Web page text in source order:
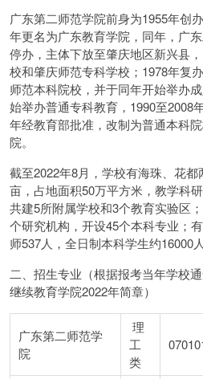
广东第二师范学院前身为1955年创
年更名为广东教育学院，同年，广
停办，主体下放至肇庆地区新兴县
校和肇庆师范专科学校；1978年复
师范本科院校，并于同年开始举办
始举办普通专科教育，1990至2008
年经教育部批准，改制为普通本科
院。
截至2022年8月，学校有海珠、花
亩，占地面积50万平方米，教学科
共建5所附属学校和3个教育实验区
个研究机构，开设45个本科专业；
师537人，全日制本科学生约16000
二、招生专业（根据报考当年学校
继续教育学院2022年简章）
广东第二师范学
院
理
工
类